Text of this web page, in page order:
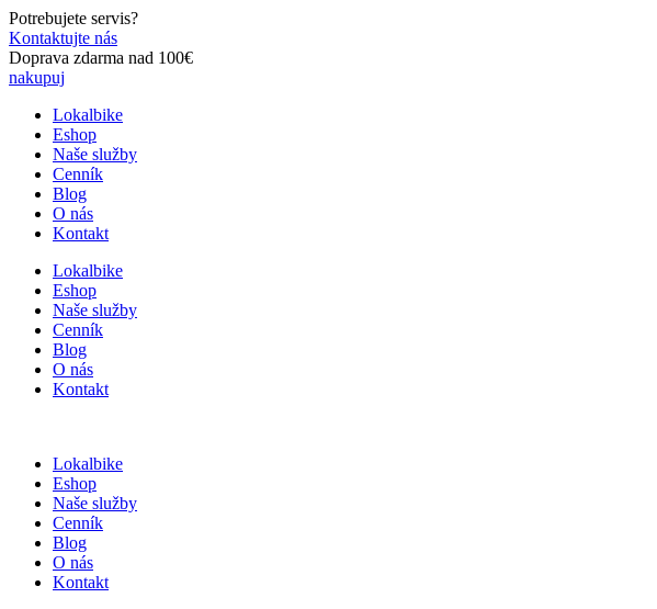
Preskočiť
na
obsah
Potrebujete servis?
Kontaktujte nás
Doprava zdarma nad 100€
nakupuj
Lokalbike
Eshop
Naše služby
Cenník
Blog
O nás
Kontakt
Lokalbike
Eshop
Naše služby
Cenník
Blog
O nás
Kontakt
Lokalbike
Eshop
Naše služby
Cenník
Blog
O nás
Kontakt